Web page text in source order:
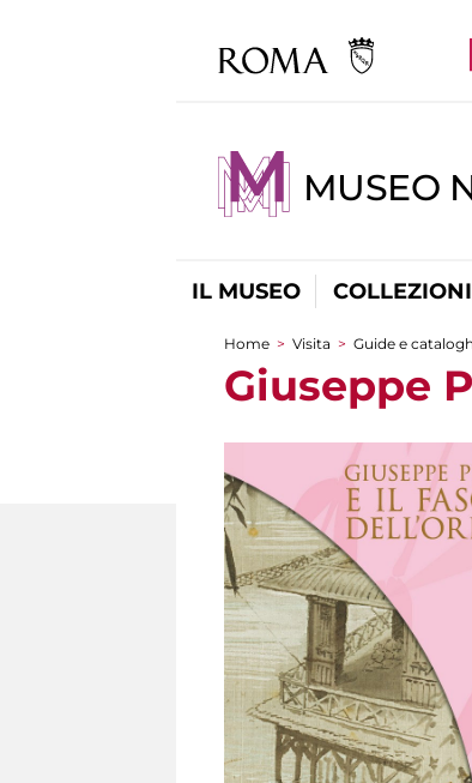
MUSEO
IL MUSEO COLLEZIONI
Tu sei qui
Home > Visita > Guide e
Giuseppe